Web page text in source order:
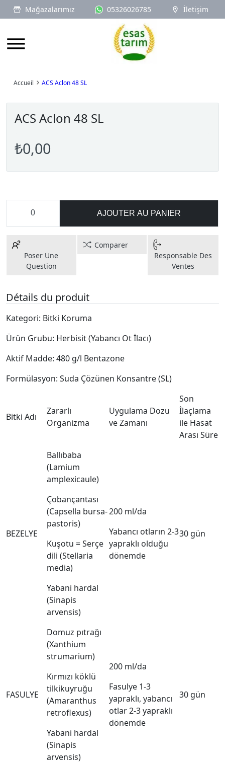
Mağazalarımız 05326026785 İletişim
Logo
Accueil ACS Aclon 48 SL
ACS Aclon 48 SL
₺0,00
AJOUTER AU PANIER
Poser Une
Question
Comparer
Responsable Des
Ventes
Détails du produit
Kategori: Bitki Koruma
Ürün Grubu: Herbisit (Yabancı Ot İlacı)
Aktif Madde: 480 g/l Bentazone
Formülasyon: Suda Çözünen Konsantre (SL)
Bitki Adı
Zararlı
Organizma
Uygulama Dozu
ve Zamanı
Son
İlaçlama
ile Hasat
Arası Süre
BEZELYE
Ballıbaba
(Lamium
amplexicaule)
Çobançantası
(Capsella bursa-
pastoris)
Kuşotu = Serçe
dili (Stellaria
media)
Yabani hardal
(Sinapis
arvensis)
200 ml/da
Yabancı otların 2-3
yapraklı olduğu
dönemde
30 gün
FASULYE
Domuz pıtrağı
(Xanthium
strumarium)
Kırmızı köklü
tilkikuyruğu
(Amaranthus
retroflexus)
Yabani hardal
(Sinapis
arvensis)
200 ml/da
Fasulye 1-3
yapraklı, yabancı
otlar 2-3 yapraklı
dönemde
30 gün